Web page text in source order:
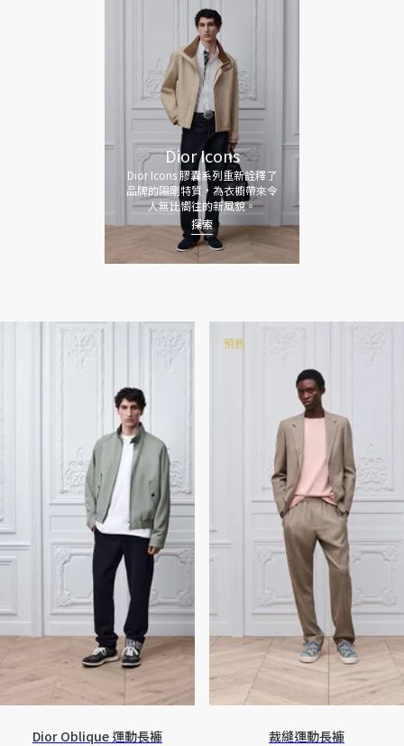
Dior Icons
Dior Icons 膠囊系列重新詮釋了
品牌的陽剛特質，為衣櫥帶來令
人無比嚮往的新風貌。
探索
Dior Oblique 運動長褲
預售
裁縫運動長褲